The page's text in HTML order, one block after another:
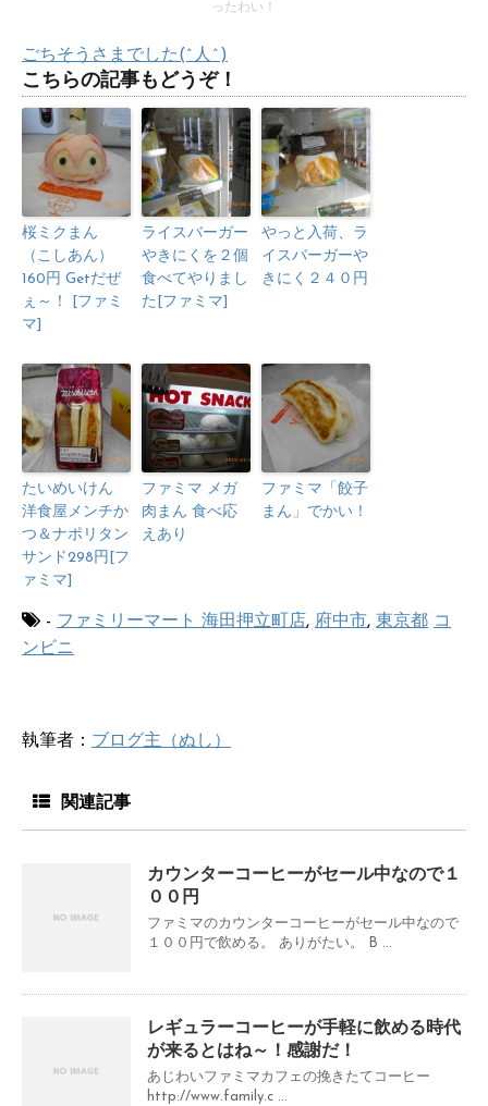
ったわい！
ごちそうさまでした(^人^)
こちらの記事もどうぞ！
桜ミクまん
（こしあん）
160円 Getだぜ
ぇ～！ [ファミ
マ]
ライスバーガー
やきにくを２個
食べてやりまし
た[ファミマ]
やっと入荷、ラ
イスバーガーや
きにく２４０円
たいめいけん
洋食屋メンチか
つ＆ナポリタン
サンド298円[フ
ァミマ]
ファミマ メガ
肉まん 食べ応
えあり
ファミマ「餃子
まん」でかい！
- ファミリーマート 海田押立町店, 府中市, 東京都 コ
ンビニ
執筆者： ブログ主（ぬし）
関連記事
カウンターコーヒーがセール中なので１
００円
ファミマのカウンターコーヒーがセール中なので
１００円で飲める。 ありがたい。 B ...
レギュラーコーヒーが手軽に飲める時代
が来るとはね～！感謝だ！
あじわいファミマカフェの挽きたてコーヒー
http://www.family.c ...